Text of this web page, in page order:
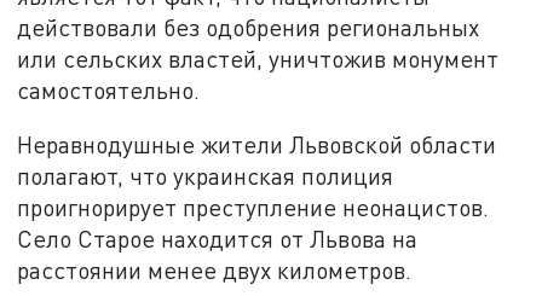
действовали без одобрения региональных
или сельских властей, уничтожив монумент
самостоятельно.
Неравнодушные жители Львовской области
полагают, что украинская полиция
проигнорирует преступление неонацистов.
Село Старое находится от Львова на
расстоянии менее двух километров.